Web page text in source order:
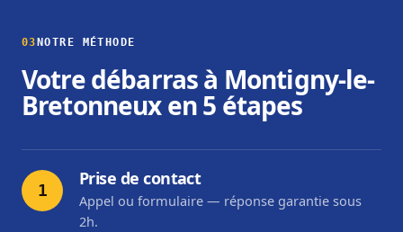
03 NOTRE MÉTHODE
Votre débarras à Montigny-le-
Bretonneux en 5 étapes
1
Prise de contact
Appel ou formulaire — réponse garantie sous
2h.